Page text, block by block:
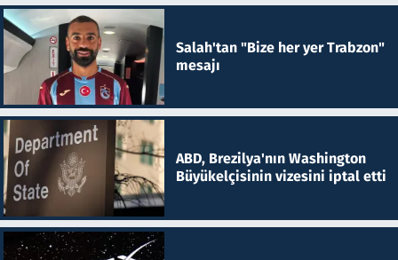
Salah'tan "Bize her yer Trabzon"
mesajı
ABD, Brezilya'nın Washington
Büyükelçisinin vizesini iptal etti